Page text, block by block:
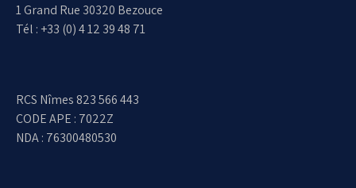
1 Grand Rue 30320 Bezouce
Tél : +33 (0) 4 12 39 48 71
RCS Nîmes 823 566 443
CODE APE : 7022Z
NDA : 76300480530